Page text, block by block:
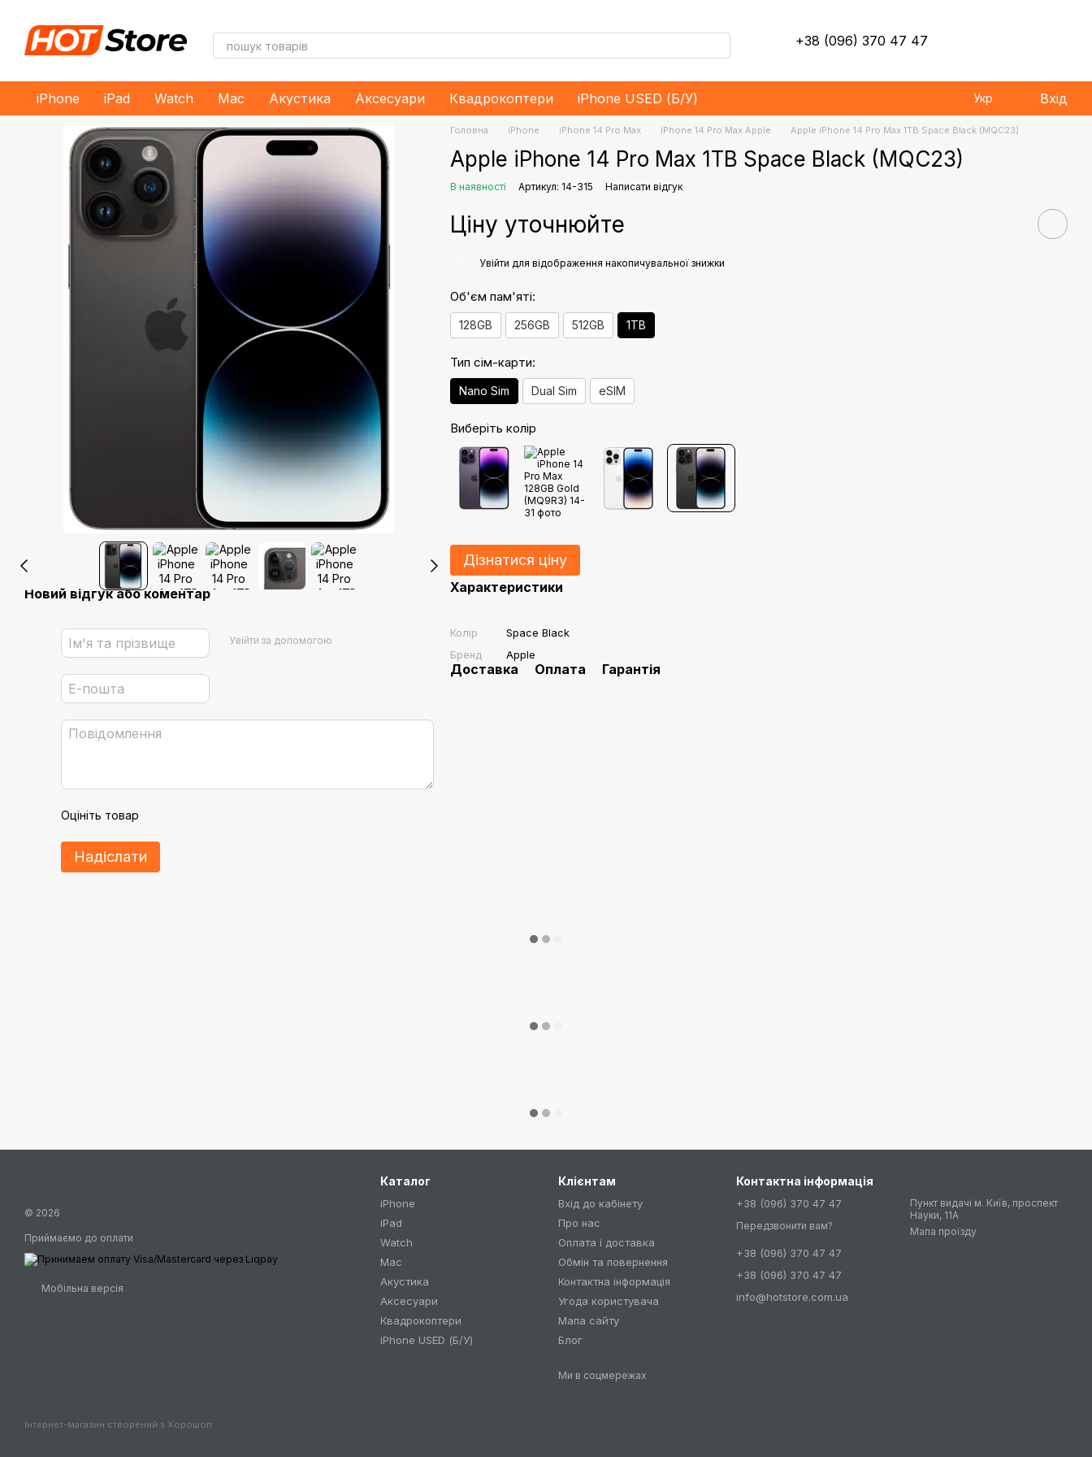
+38 (096) 370 47 47
iPhone iPad Watch Mac Акустика Аксесуари Квадрокоптери iPhone USED (Б/У) Укр Вхід
Новий відгук або коментар
Увійти за допомогою
Оцініть товар
Надіслати
Головна iPhone iPhone 14 Pro Max iPhone 14 Pro Max Apple Apple iPhone 14 Pro Max 1TB Space Black (MQC23)
Apple iPhone 14 Pro Max 1TB Space Black (MQC23)
В наявності Артикул: 14-315 Написати відгук
Ціну уточнюйте
Увійти для відображення накопичувальної знижки
Об'єм пам'яті:
128GB 256GB 512GB 1TB
Тип сім-карти:
Nano Sim Dual Sim eSIM
Виберіть колір
Дізнатися ціну
Характеристики
Колір
Space Black
Бренд
Apple
Доставка Оплата Гарантія
© 2026
Приймаємо до оплати
Мобільна версія
Інтернет-магазин створений з Хорошоп
Каталог
iPhone
iPad
Watch
Mac
Акустика
Аксесуари
Квадрокоптери
iPhone USED (Б/У)
Клієнтам
Вхід до кабінету
Про нас
Оплата і доставка
Обмін та повернення
Контактна інформація
Угода користувача
Мапа сайту
Блог
Ми в соцмережах
Контактна інформація
+38 (096) 370 47 47
Передзвонити вам?
+38 (096) 370 47 47
+38 (096) 370 47 47
info@hotstore.com.ua
Пункт видачі м. Київ, проспект
Науки, 11А
Мапа проїзду